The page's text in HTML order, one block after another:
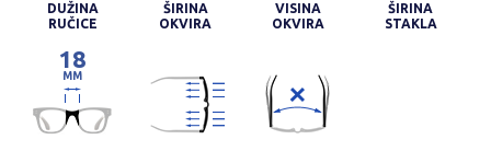
DUŽINA
RUČICE
ŠIRINA
OKVIRA
VISINA
OKVIRA
ŠIRINA
STAKLA
18
MM